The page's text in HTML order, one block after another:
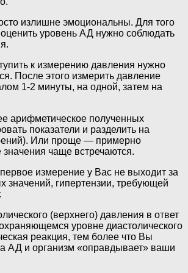
излишне эмоциональны. Для того
уровень АД нужно соблюдать
к измерению давления нужно
После этого измерить давление
1-2 минуты, на одной, затем на
арифметическое полученных
показатели и разделить на
Или проще — примерно
значения чаще встречаются.
измерение у Вас не выходит за
значений, гипертензии, требующей
(верхнего) давления в ответ
уровне диастолического
реакция, тем более что Вы
АД и организм «оправдывает» ваши